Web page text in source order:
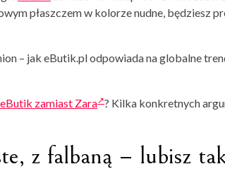
płaszczem w kolorze nudne, będziesz
– jak eButik.pl odpowiada na globalne
zamiast Zara ? Kilka konkretnych
z falbaną – lubisz